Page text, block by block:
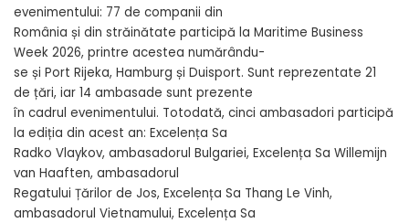
evenimentului: 77 de companii din
România și din străinătate participă la Maritime Business
Week 2026, printre acestea numărându-
se și Port Rijeka, Hamburg și Duisport. Sunt reprezentate 21
de țări, iar 14 ambasade sunt prezente
în cadrul evenimentului. Totodată, cinci ambasadori participă
la ediția din acest an: Excelența Sa
Radko Vlaykov, ambasadorul Bulgariei, Excelența Sa Willemijn
van Haaften, ambasadorul
Regatului Țărilor de Jos, Excelența Sa Thang Le Vinh,
ambasadorul Vietnamului, Excelența Sa